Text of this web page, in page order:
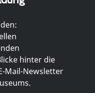
hinter die
Mail-Newsletter